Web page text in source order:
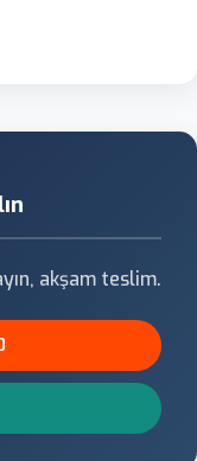
akşam teslim.